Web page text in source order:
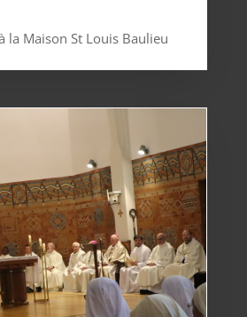
la Maison St Louis Baulieu